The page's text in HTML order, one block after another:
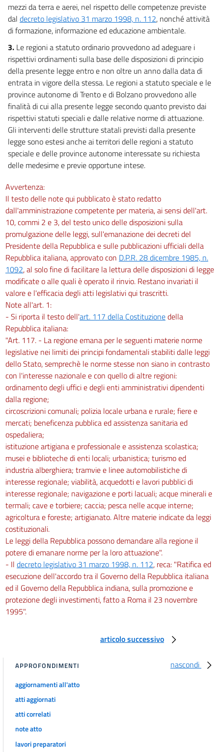
mezzi da terra e aerei, nel rispetto delle competenze previste
dal decreto legislativo 31 marzo 1998, n. 112, nonché attività
di formazione, informazione ed educazione ambientale.
3. Le regioni a statuto ordinario provvedono ad adeguare i
rispettivi ordinamenti sulla base delle disposizioni di principio
della presente legge entro e non oltre un anno dalla data di
entrata in vigore della stessa. Le regioni a statuto speciale e le
province autonome di Trento e di Bolzano provvedono alle
finalità di cui alla presente legge secondo quanto previsto dai
rispettivi statuti speciali e dalle relative norme di attuazione.
Gli interventi delle strutture statali previsti dalla presente
legge sono estesi anche ai territori delle regioni a statuto
speciale e delle province autonome interessate su richiesta
delle medesime e previe opportune intese.
Avvertenza:
Il testo delle note qui pubblicato è stato redatto
dall'amministrazione competente per materia, ai sensi dell'art.
10, commi 2 e 3, del testo unico delle disposizioni sulla
promulgazione delle leggi, sull'emanazione dei decreti del
Presidente della Repubblica e sulle pubblicazioni ufficiali della
Repubblica italiana, approvato con D.P.R. 28 dicembre 1985, n.
1092, al solo fine di facilitare la lettura delle disposizioni di legge
modificate o alle quali è operato il rinvio. Restano invariati il
valore e l'efficacia degli atti legislativi qui trascritti.
Note all'art. 1:
- Si riporta il testo dell'art. 117 della Costituzionedella
Repubblica italiana:
"Art. 117. - La regione emana per le seguenti materie norme
legislative nei limiti dei principi fondamentali stabiliti dalle leggi
dello Stato, semprechè le norme stesse non siano in contrasto
con l'interesse nazionale e con quello di altre regioni:
ordinamento degli uffici e degli enti amministrativi dipendenti
dalla regione;
circoscrizioni comunali; polizia locale urbana e rurale; fiere e
mercati; beneficenza pubblica ed assistenza sanitaria ed
ospedaliera;
istituzione artigiana e professionale e assistenza scolastica;
musei e biblioteche di enti locali; urbanistica; turismo ed
industria alberghiera; tramvie e linee automobilistiche di
interesse regionale; viabilità, acquedotti e lavori pubblici di
interesse regionale; navigazione e porti lacuali; acque minerali e
termali; cave e torbiere; caccia; pesca nelle acque interne;
agricoltura e foreste; artigianato. Altre materie indicate da leggi
costituzionali.
Le leggi della Repubblica possono demandare alla regione il
potere di emanare norme per la loro attuazione".
- Il decreto legislativo 31 marzo 1998, n. 112, reca: "Ratifica ed
esecuzione dell'accordo tra il Governo della Repubblica italiana
ed il Governo della Repubblica indiana, sulla promozione e
protezione degli investimenti, fatto a Roma il 23 novembre
1995".
articolo successivo
nascondi
APPROFONDIMENTI
aggiornamenti all'atto
atti aggiornati
atti correlati
note atto
lavori preparatori